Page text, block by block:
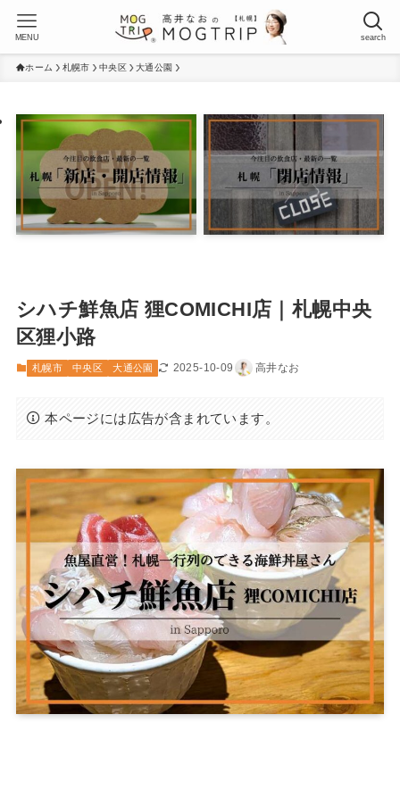
search
MENU
ホーム 札幌市 中央区 大通公園
シハチ鮮魚店 狸COMICHI店｜札幌中央
区狸小路
札幌市 中央区 大通公園 2025-10-09 高井なお
本ページには広告が含まれています。